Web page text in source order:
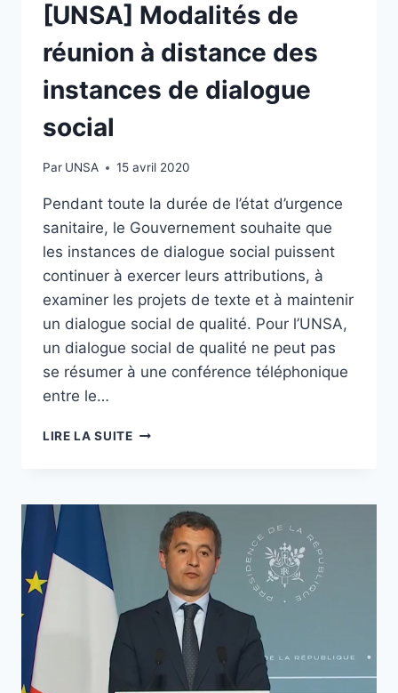
[UNSA] Modalités de
réunion à distance des
instances de dialogue
social
Par UNSA 15 avril 2020
Pendant toute la durée de l’état d’urgence
sanitaire, le Gouvernement souhaite que
les instances de dialogue social puissent
continuer à exercer leurs attributions, à
examiner les projets de texte et à maintenir
un dialogue social de qualité. Pour l’UNSA,
un dialogue social de qualité ne peut pas
se résumer à une conférence téléphonique
entre le…
LIRE LA SUITE[UNSA]
À
DISTANCE
INSTANCES
DIALOGUE
SOCIAL